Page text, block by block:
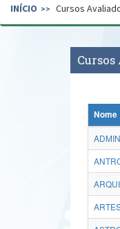
Secretaria de
INÍCIO Cursos
Nome